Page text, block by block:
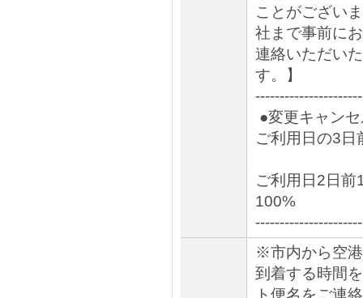
ことがござい
社まで事前に
連絡いただい
す。】
●変更キャン
ご利用日の3
ご利用日2日前
100%
※市内から空
到着する時間
ト便名をご連